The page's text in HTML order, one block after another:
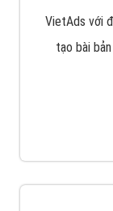
VietAds với
tạo bài